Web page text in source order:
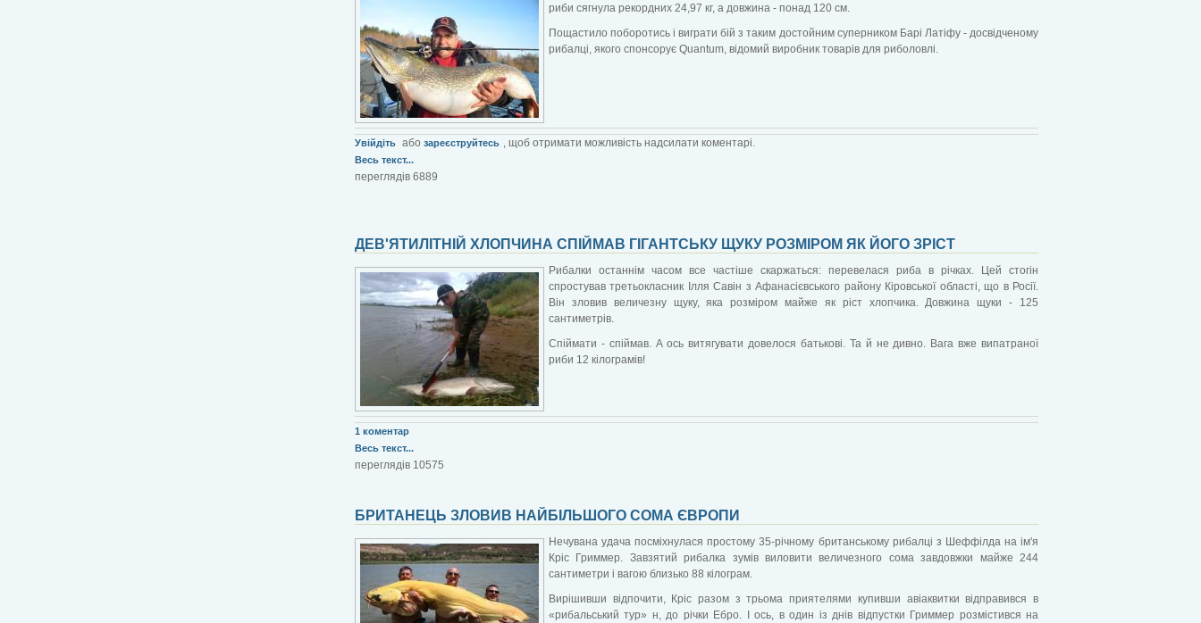
риби сягнула рекордних 24,97 кг, а довжина - понад 120 см.
Пощастило поборотись і виграти бій з таким достойним суперником Барі Латіфу - досвідченому
рибалці, якого спонсорує Quantum, відомий виробник товарів для риболовлі.
Увійдіть або зареєструйтесь , щоб отримати можливість надсилати коментарі.
Весь текст...
переглядів 6889
ДЕВ'ЯТИЛІТНІЙ ХЛОПЧИНА СПІЙМАВ ГІГАНТСЬКУ ЩУКУ РОЗМІРОМ ЯК ЙОГО ЗРІСТ
Рибалки останнім часом все частіше скаржаться: перевелася риба в річках. Цей стогін
спростував третьокласник Ілля Савін з Афанасієвського району Кіровської області, що в Росії.
Він зловив величезну щуку, яка розміром майже як ріст хлопчика. Довжина щуки - 125
сантиметрів.
Спіймати - спіймав. А ось витягувати довелося батькові. Та й не дивно. Вага вже випатраної
риби 12 кілограмів!
1 коментар
Весь текст...
переглядів 10575
БРИТАНЕЦЬ ЗЛОВИВ НАЙБІЛЬШОГО СОМА ЄВРОПИ
Нечувана удача посміхнулася простому 35-річному британському рибалці з Шеффілда на ім'я
Кріс Гриммер. Завзятий рибалка зумів виловити величезного сома завдовжки майже 244
сантиметри і вагою близько 88 кілограм.
Вирішивши відпочити, Кріс разом з трьома приятелями купивши авіаквитки відправився в
«рибальський тур» н, до річки Ебро. І ось, в один із днів відпустки Гриммер розмістився на